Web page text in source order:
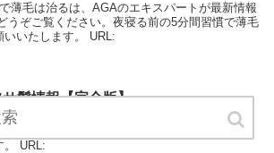
薄毛は治るは、AGAのエキスパートが最新情報
うぞご覧ください。夜寝る前の5分間習慣で薄毛
いいたします。 URL:
髪情報【完全版】
報は、AGAのエキスパートが最新情報をまと
覧ください。あこがれのフサフサ髪情報をよろ
。 URL: